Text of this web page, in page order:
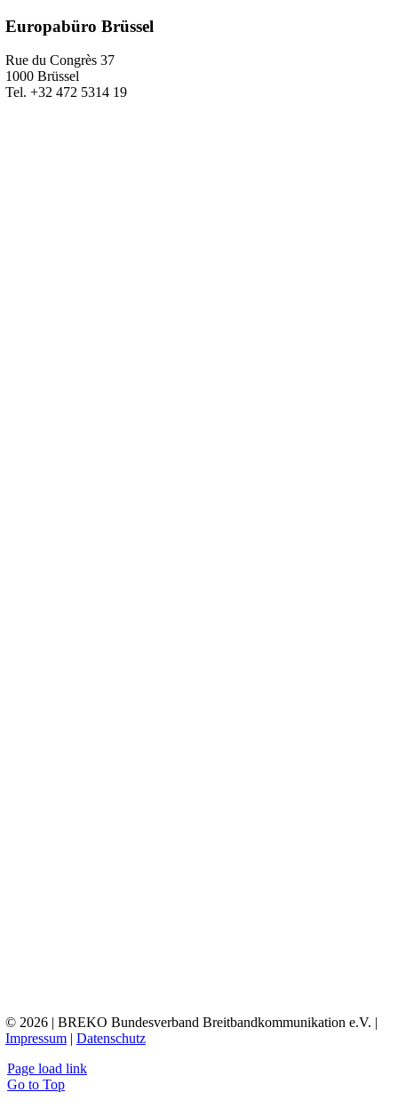
Europabüro Brüssel
Rue du Congrès 37
1000 Brüssel
Tel. +32 472 5314 19
© 2026 | BREKO Bundesverband Breitbandkommunikation e.V. |
Impressum| Datenschutz
Page load link
Go to Top